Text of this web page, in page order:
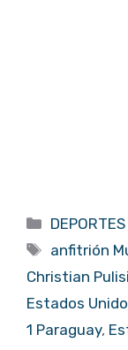
Categorías
DEPORTES
Etiquetas
anfitrión
Christian
Estados
1 Paraguay,